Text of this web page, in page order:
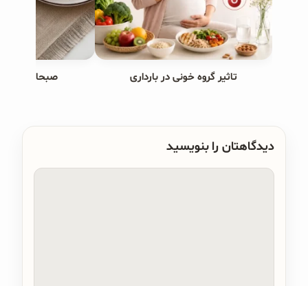
تاثیر گروه خونی در بارداری صبحانه های
دیدگاهتان را بنویسید